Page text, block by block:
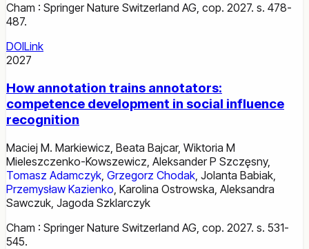
Cham : Springer Nature Switzerland AG, cop. 2027. s. 478-
487.
DOILink
2027
How annotation trains annotators:
competence development in social influence
recognition
Maciej M. Markiewicz Beata Bajcar, Wiktoria M
Mieleszczenko-Kowszewicz Aleksander P Szczęsny,
Tomasz Adamczyk Grzegorz Chodak Jolanta Babiak
Przemysław Kazienko Karolina Ostrowska Aleksandra
Sawczuk Jagoda Szklarczyk
Cham : Springer Nature Switzerland AG, cop. 2027. s. 531-
545.